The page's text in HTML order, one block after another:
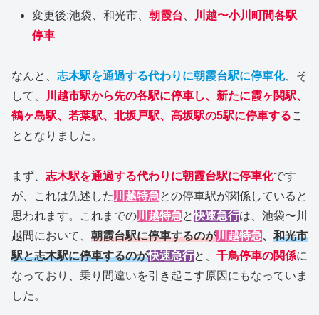
変更後:池袋、和光市、朝霞台
川越〜小川町間各駅
停車
なんと、 志木駅を通過する代わりに朝霞台駅に停車化、そ
して、
川越市駅から先の各駅に停車し、新たに霞ヶ関駅、
鶴ヶ島駅、若葉駅、北坂戸駅、高坂駅の5駅に停車するこ
ととなりました。
まず、 志木駅を通過する代わりに朝霞台駅に停車化です
が、これは先述した 川越特急との停車駅が関係していると
思われます。これまでの川越特急と快速急行は、池袋〜川
越間において、 朝霞台駅に停車するのが川越特急、 和光市
駅と志木駅に停車するのが快速急行と、 千鳥停車の関係に
なっており、乗り間違いを引き起こす原因にもなっていま
した。